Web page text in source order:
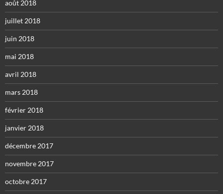
août 2018
juillet 2018
juin 2018
mai 2018
avril 2018
mars 2018
février 2018
janvier 2018
décembre 2017
novembre 2017
octobre 2017